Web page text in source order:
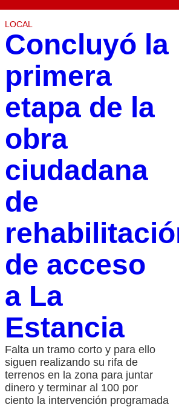
LOCAL
Concluyó la
primera
etapa de la
obra
ciudadana
de
de acceso
a La
Estancia
Falta un tramo corto y para ello
siguen realizando su rifa de
terrenos en la zona para juntar
dinero y terminar al 100 por
ciento la intervención programada